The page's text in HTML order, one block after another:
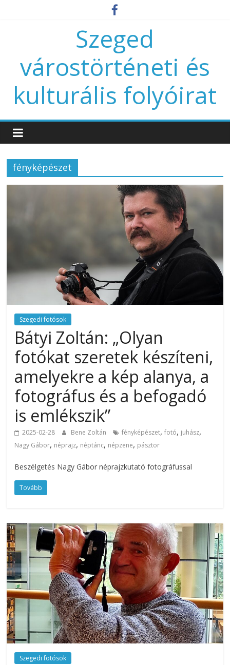
Szeged
várostörténeti és
kulturális folyóirat
fényképészet
Szegedi fotósok
Bátyi Zoltán: „Olyan
fotókat szeretek készíteni,
amelyekre a kép alanya, a
fotográfus és a befogadó
is emlékszik”
2025-02-28 Bene Zoltán fényképészet,fotó, juhász,
Nagy Gábor, néprajz, néptánc, népzene, pásztor
Beszélgetés Nagy Gábor néprajzkutató fotográfussal
Tovább
Szegedi fotósok